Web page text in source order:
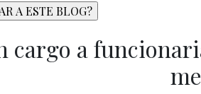
cargo a